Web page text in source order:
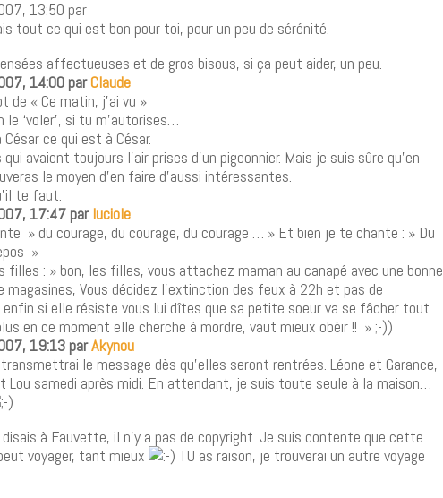
13:50 par
tout ce qui est bon pour toi, pour un peu de sérénité.
affectueuses et de gros bisous, si ça peut aider, un peu.
14:00 parClaude
de « Ce matin, j’ai vu »
‘voler’, si tu m’autorises…
ce qui est à César.
avaient toujours l’air prises d’un pigeonnier. Mais je suis sûre qu’en
le moyen d’en faire d’aussi intéressantes.
te faut.
17:47 parluciole
» du courage, du courage, du courage … » Et bien je te chante : » Du
»
: » bon, les filles, vous attachez maman au canapé avec une bonne
magasines, Vous décidez l’extinction des feux à 22h et pas de
enfin si elle résiste vous lui dîtes que sa petite soeur va se fâcher tout
en ce moment elle cherche à mordre, vaut mieux obéir !! » ;-))
19:13 parAkynou
le message dès qu’elles seront rentrées. Léone et Garance,
Lou samedi après midi. En attendant, je suis toute seule à la maison…
disais à Fauvette, il n’y a pas de copyright. Je suis contente que cette
voyager, tant mieux
TU as raison, je trouverai un autre voyage